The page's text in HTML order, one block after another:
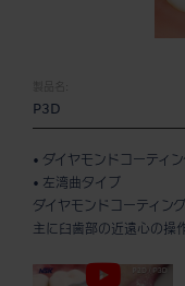
製品名:
P3D
• ダイヤモンドコーティン
• 左湾曲タイプ
ダイヤモンドコーティン
主に臼歯部の近遠心の操